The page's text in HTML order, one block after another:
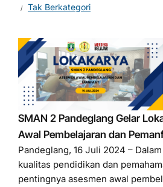
Tak Berkategori
SMAN 2 Pandeglang Gelar
Awal Pembelajaran dan
Pandeglang, 16 Juli 2024 –
kualitas pendidikan dan
pentingnya asesmen awal